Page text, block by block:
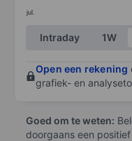
jul.
End of interactive
Intraday 1W
Open een rekening
grafiek- en
Goed om te weten:
doorgaans een